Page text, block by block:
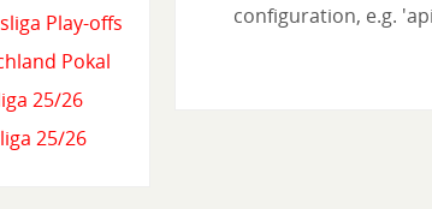
configuration, e.g.
Play-offs
Pokal
25/26
25/26